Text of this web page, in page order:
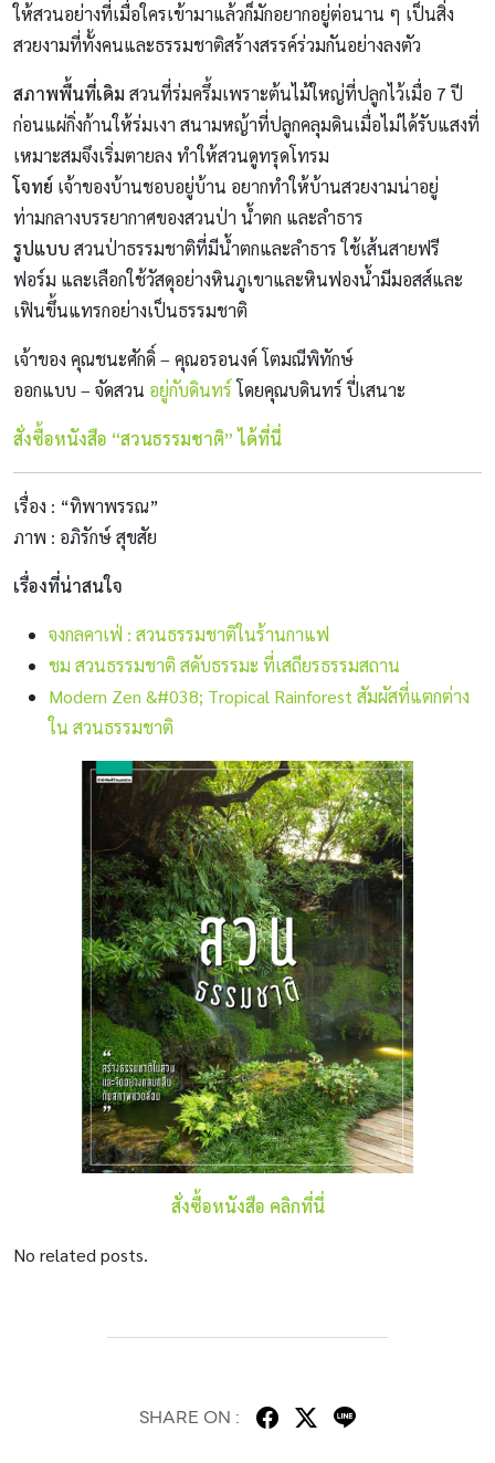
ให้สวนอย่างที่เมื่อใครเข้ามาแล้วก็มักอยากอยู่ต่อนาน ๆ เป็นสิ่ง
สวยงามที่ทั้งคนและธรรมชาติสร้างสรรค์ร่วมกันอย่างลงตัว
สภาพพื้นที่เดิม สวนที่ร่มครึ้มเพราะต้นไม้ใหญ่ที่ปลูกไว้เมื่อ 7 ปี
ก่อนแผ่กิ่งก้านให้ร่มเงา สนามหญ้าที่ปลูกคลุมดินเมื่อไม่ได้รับแสงที่
เหมาะสมจึงเริ่มตายลง ทำให้สวนดูทรุดโทรม
โจทย์ เจ้าของบ้านชอบอยู่บ้าน อยากทำให้บ้านสวยงามน่าอยู่
ท่ามกลางบรรยากาศของสวนป่า น้ำตก และลำธาร
รูปแบบ สวนป่าธรรมชาติที่มีน้ำตกและลำธาร ใช้เส้นสายฟรี
ฟอร์ม และเลือกใช้วัสดุอย่างหินภูเขาและหินฟองน้ำมีมอสส์และ
เฟินขึ้นแทรกอย่างเป็นธรรมชาติ
เจ้าของ คุณชนะศักดิ์ – คุณอรอนงค์ โตมณีพิทักษ์
ออกแบบ – จัดสวน อยู่กับดินทร์โดยคุณบดินทร์ ปี่เสนาะ
สั่งซื้อหนังสือ “สวนธรรมชาติ” ได้ที่นี่
เรื่อง : “ทิพาพรรณ”
ภาพ : อภิรักษ์ สุขสัย
เรื่องที่น่าสนใจ
จงกลคาเฟ่ : สวนธรรมชาติในร้านกาแฟ
ชม สวนธรรมชาติ สดับธรรมะ ที่เสถียรธรรมสถาน
Modern Zen &#038; Tropical Rainforest สัมผัสที่แตกต่าง
ใน สวนธรรมชาติ
สั่งซื้อหนังสือ คลิกที่นี่
No related posts.
SHARE ON :